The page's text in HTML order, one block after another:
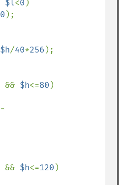
$l<0 )
0 );
$h/40*256 );
&& $h<=80 )
-
&& $h<=120 )